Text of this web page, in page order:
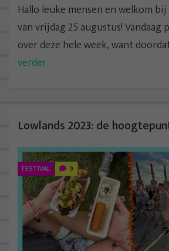
Hallo leuke mensen en welkom
van vrijdag 25 augustus! Vandaag
over deze hele week, want
verder
Lowlands 2023: de
FESTIVAL 9